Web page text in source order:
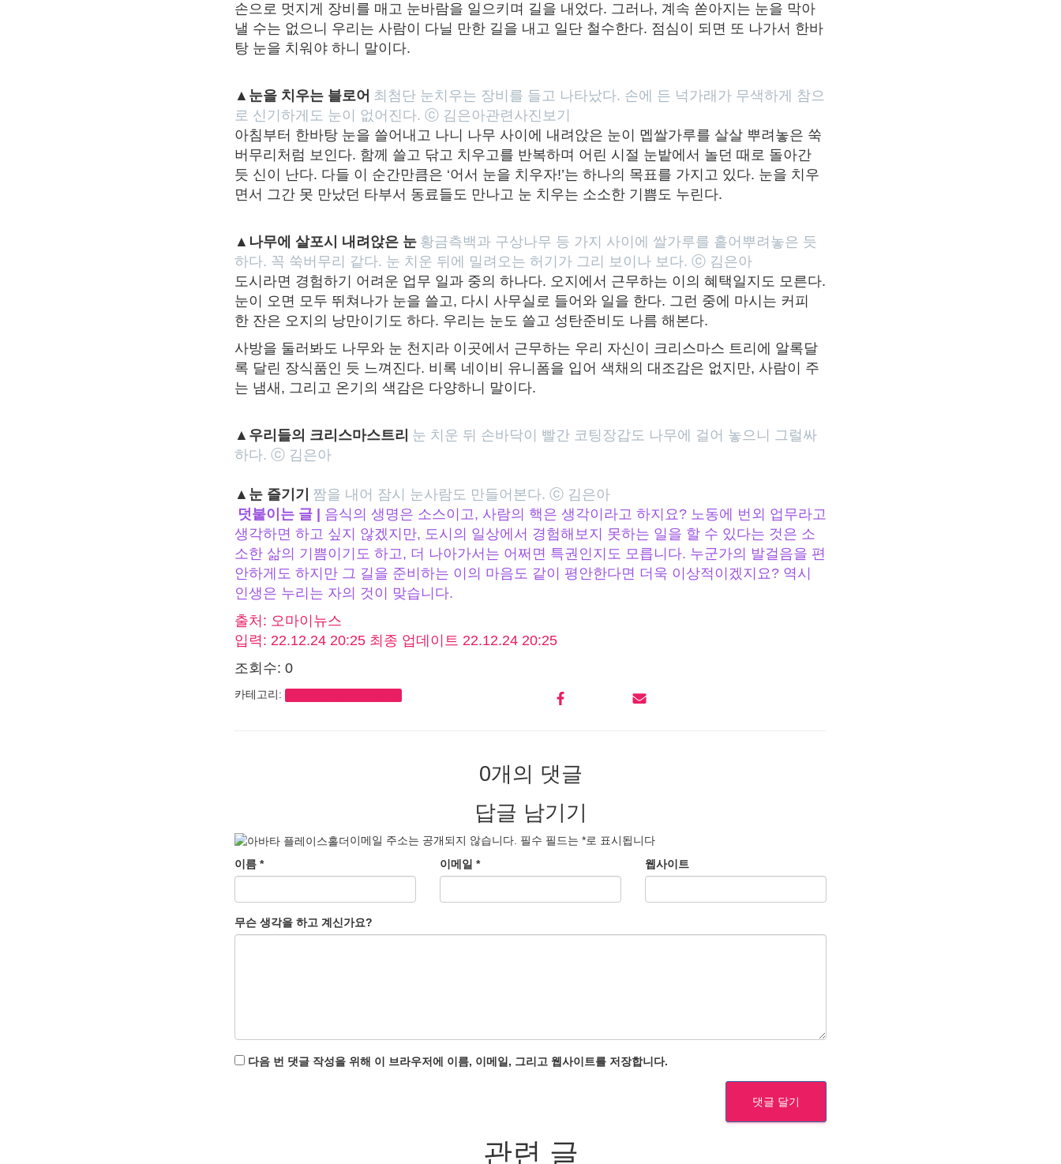
손으로 멋지게 장비를 매고 눈바람을 일으키며 길을 내었다. 그러나, 계속 쏟아지는 눈을 막아
낼 수는 없으니 우리는 사람이 다닐 만한 길을 내고 일단 철수한다. 점심이 되면 또 나가서 한바
탕 눈을 치워야 하니 말이다.
▲눈을 치우는 블로어 최첨단 눈치우는 장비를 들고 나타났다. 손에 든 넉가래가 무색하게 참으
로 신기하게도 눈이 없어진다. ⓒ 김은아관련사진보기
아침부터 한바탕 눈을 쓸어내고 나니 나무 사이에 내려앉은 눈이 멥쌀가루를 살살 뿌려놓은 쑥
버무리처럼 보인다. 함께 쓸고 닦고 치우고를 반복하며 어린 시절 눈밭에서 놀던 때로 돌아간
듯 신이 난다. 다들 이 순간만큼은 ‘어서 눈을 치우자!’는 하나의 목표를 가지고 있다. 눈을 치우
면서 그간 못 만났던 타부서 동료들도 만나고 눈 치우는 소소한 기쁨도 누린다.
▲나무에 살포시 내려앉은 눈 황금측백과 구상나무 등 가지 사이에 쌀가루를 흩어뿌려놓은 듯
하다. 꼭 쑥버무리 같다. 눈 치운 뒤에 밀려오는 허기가 그리 보이나 보다. ⓒ 김은아
도시라면 경험하기 어려운 업무 일과 중의 하나다. 오지에서 근무하는 이의 혜택일지도 모른다.
눈이 오면 모두 뛰쳐나가 눈을 쓸고, 다시 사무실로 들어와 일을 한다. 그런 중에 마시는 커피
한 잔은 오지의 낭만이기도 하다. 우리는 눈도 쓸고 성탄준비도 나름 해본다.
사방을 둘러봐도 나무와 눈 천지라 이곳에서 근무하는 우리 자신이 크리스마스 트리에 알록달
록 달린 장식품인 듯 느껴진다. 비록 네이비 유니폼을 입어 색채의 대조감은 없지만, 사람이 주
는 냄새, 그리고 온기의 색감은 다양하니 말이다.
▲우리들의 크리스마스트리 눈 치운 뒤 손바닥이 빨간 코팅장갑도 나무에 걸어 놓으니 그럴싸
하다. ⓒ 김은아
▲눈 즐기기 짬을 내어 잠시 눈사람도 만들어본다. ⓒ 김은아
덧붙이는 글 | 음식의 생명은 소스이고, 사람의 핵은 생각이라고 하지요? 노동에 번외 업무라고
생각하면 하고 싶지 않겠지만, 도시의 일상에서 경험해보지 못하는 일을 할 수 있다는 것은 소
소한 삶의 기쁨이기도 하고, 더 나아가서는 어쩌면 특권인지도 모릅니다. 누군가의 발걸음을 편
안하게도 하지만 그 길을 준비하는 이의 마음도 같이 평안한다면 더욱 이상적이겠지요? 역시
인생은 누리는 자의 것이 맞습니다.
출처: 오마이뉴스
입력: 22.12.24 20:25 최종 업데이트 22.12.24 20:25
조회수: 0
카테고리:
0개의 댓글
답글 남기기
이메일 주소는 공개되지 않습니다. 필수 필드는 *로 표시됩니다
이름 * 이메일 * 웹사이트
무슨 생각을 하고 계신가요?
다음 번 댓글 작성을 위해 이 브라우저에 이름, 이메일, 그리고 웹사이트를 저장합니다.
관련 글